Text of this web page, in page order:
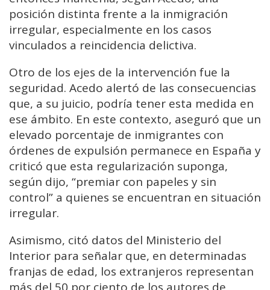
posición distinta frente a la inmigración
irregular, especialmente en los casos
vinculados a reincidencia delictiva.
Otro de los ejes de la intervención fue la
seguridad. Acedo alertó de las consecuencias
que, a su juicio, podría tener esta medida en
ese ámbito. En este contexto, aseguró que un
elevado porcentaje de inmigrantes con
órdenes de expulsión permanece en España y
criticó que esta regularización suponga,
según dijo, “premiar con papeles y sin
control” a quienes se encuentran en situación
irregular.
Asimismo, citó datos del Ministerio del
Interior para señalar que, en determinadas
franjas de edad, los extranjeros representan